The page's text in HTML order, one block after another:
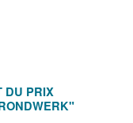
DU PRIX